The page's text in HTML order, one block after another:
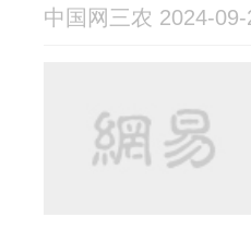
中国网三农 2024-09-